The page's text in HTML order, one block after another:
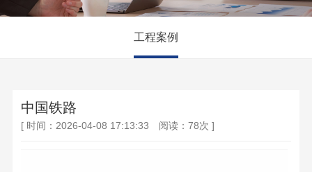
工程案例
中国铁路
[ 时间：2026-04-08 17:13:33 阅读：78次 ]